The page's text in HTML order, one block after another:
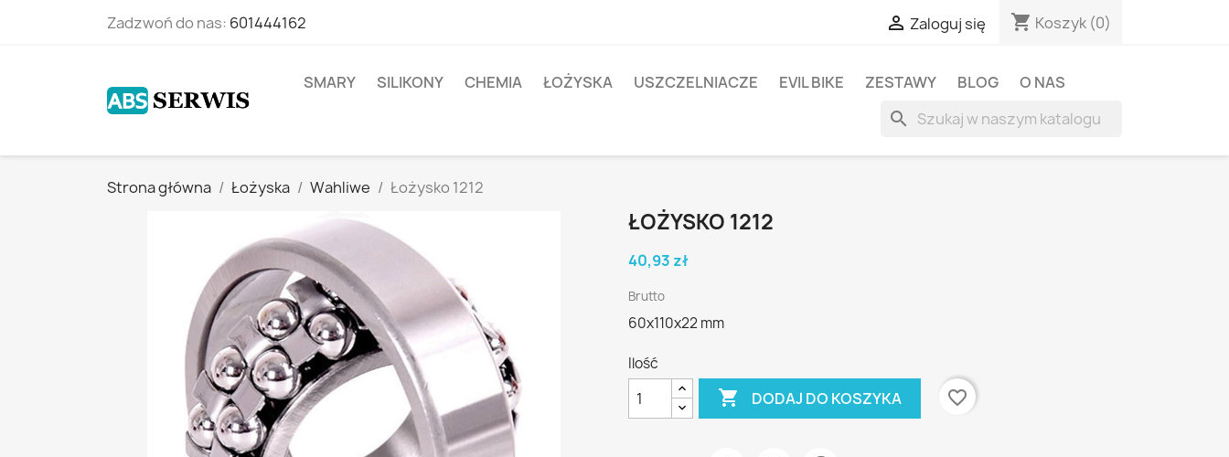
Zadzwoń do nas: 601444162  Zaloguj się shopping_cart Koszyk (0)
SMARY SILIKONY CHEMIA ŁOŻYSKA USZCZELNIACZE EVIL BIKE ZESTAWY BLOG O NAS
search
Strona główna Łożyska Wahliwe Łożysko 1212
ŁOŻYSKO 1212
40,93 zł
Brutto
60x110x22 mm
Ilość
 DODAJ DO KOSZYKA favorite_border